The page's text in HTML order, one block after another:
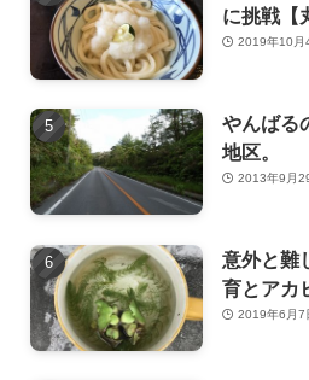
に挑戦【
2019年10月
やんばる
地区。
2013年9月
意外と難
育とアカ
2019年6月7